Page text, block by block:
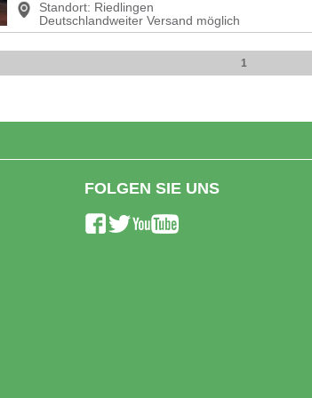
Standort: Riedlingen
Deutschlandweiter Versand möglich
1
FOLGEN SIE UNS